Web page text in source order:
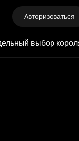
Авторизоваться
выбор